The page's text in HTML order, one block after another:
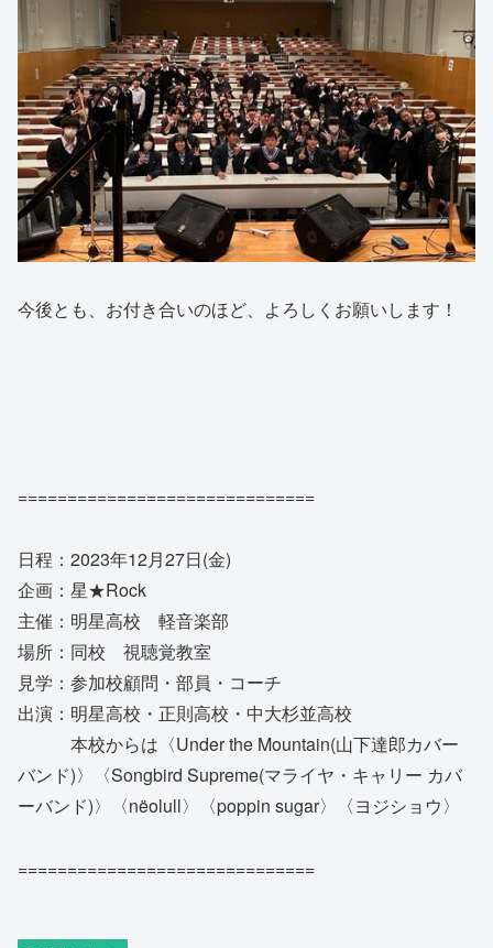
今後とも、お付き合いのほど、よろしくお願いします！
==============================
日程：2023年12月27日(金)
企画：星★Rock
主催：明星高校 軽音楽部
場所：同校 視聴覚教室
見学：参加校顧問・部員・コーチ
出演：明星高校・正則高校・中大杉並高校
本校からは〈Under the Mountain(山下達郎カバー
バンド)〉〈Songbird Supreme(マライヤ・キャリー カバ
ーバンド)〉〈nëolull〉〈poppin sugar〉〈ヨジショウ〉
==============================